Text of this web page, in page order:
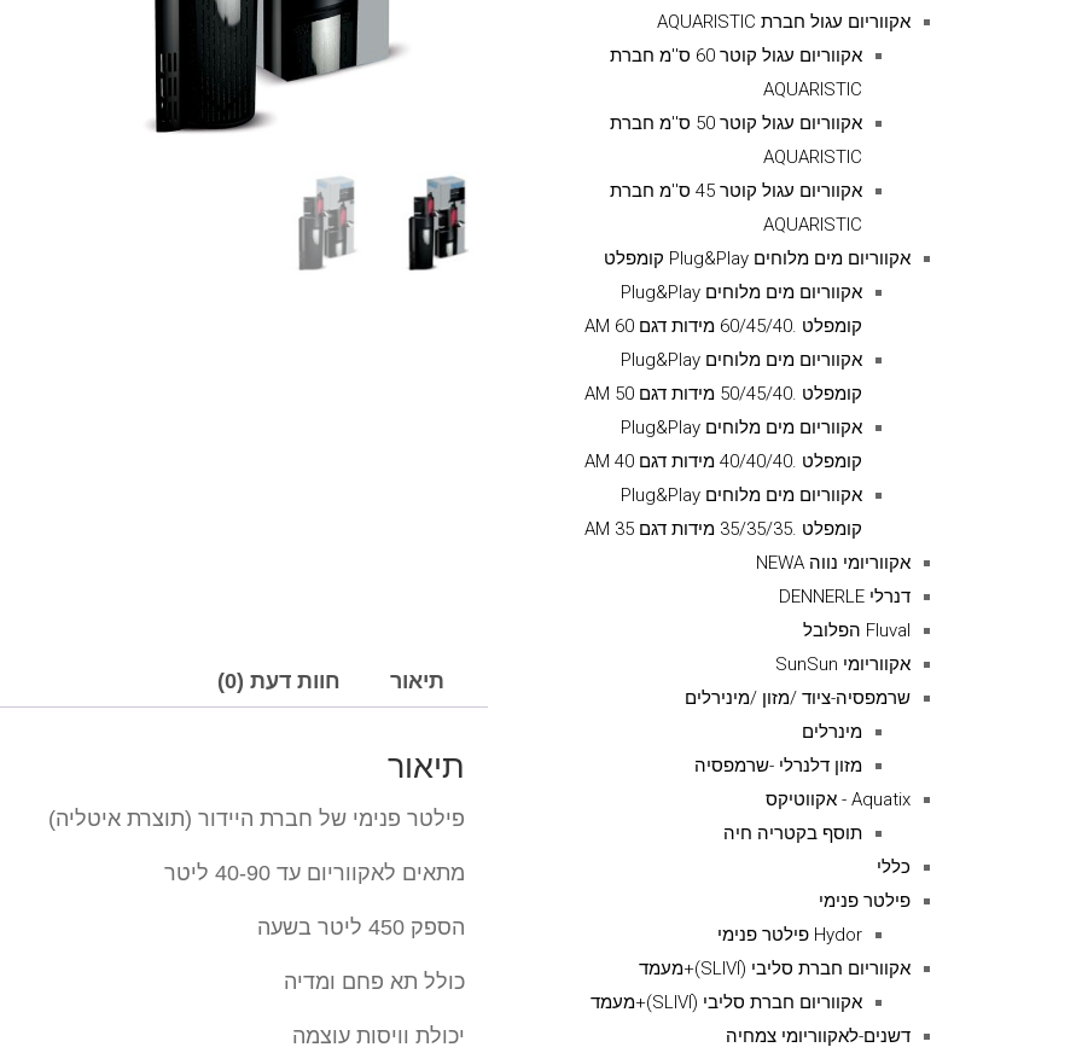
תיאור חוות דעת (0)
תיאור
פילטר פנימי של חברת היידור (תוצרת איטליה)
מתאים לאקווריום עד 40-90 ליטר
הספק 450 ליטר בשעה
כולל תא פחם ומדיה
יכולת וויסות עוצמה
אקווריום עגול חברת AQUARISTIC
אקווריום עגול קוטר 60 ס''מ חברת
AQUARISTIC
אקווריום עגול קוטר 50 ס''מ חברת
AQUARISTIC
אקווריום עגול קוטר 45 ס''מ חברת
AQUARISTIC
אקווריום מים מלוחים Plug&Play קומפלט
אקווריום מים מלוחים Plug&Play
קומפלט .60/45/40 מידות דגם AM 60
אקווריום מים מלוחים Plug&Play
קומפלט .50/45/40 מידות דגם AM 50
אקווריום מים מלוחים Plug&Play
קומפלט .40/40/40 מידות דגם AM 40
אקווריום מים מלוחים Plug&Play
קומפלט .35/35/35 מידות דגם AM 35
אקווריומי נווה NEWA
דנרלי DENNERLE
Fluval הפלובל
אקווריומי SunSun
שרמפסיה-ציוד /מזון /מינירלים
מינרלים
מזון דלנרלי -שרמפסיה
Aquatix - אקווטיקס
תוסף בקטריה חיה
כללי
פילטר פנימי
Hydor פילטר פנימי
אקווריום חברת סליבי (SLIVIׂׂ)+מעמד
אקווריום חברת סליבי (SLIVIׂׂ)+מעמד
דשנים-לאקווריומי צמחיה